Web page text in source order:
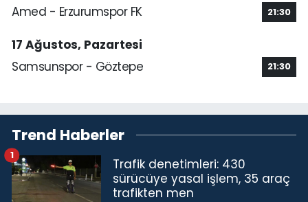
Amed - Erzurumspor FK 21:30
17 Ağustos, Pazartesi
Samsunspor - Göztepe
21:30
Trend Haberler
Trafik denetimleri: 430
sürücüye yasal işlem, 35 araç
trafikten men
1